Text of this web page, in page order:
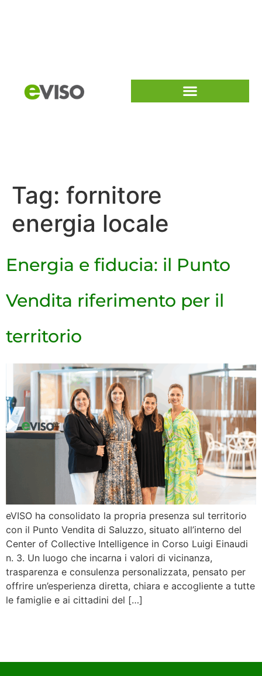
Tag: fornitore
energia locale
Energia e fiducia: il Punto
Vendita riferimento per il
territorio
eVISO ha consolidato la propria presenza sul territorio
con il Punto Vendita di Saluzzo, situato all’interno del
Center of Collective Intelligence in Corso Luigi Einaudi
n. 3. Un luogo che incarna i valori di vicinanza,
trasparenza e consulenza personalizzata, pensato per
offrire un’esperienza diretta, chiara e accogliente a tutte
le famiglie e ai cittadini del […]